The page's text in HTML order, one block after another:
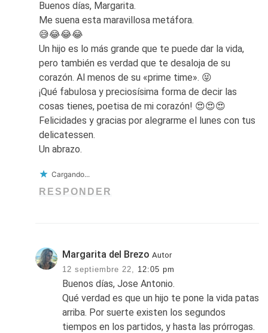
Buenos días, Margarita.
Me suena esta maravillosa metáfora.
😅😂😂😂
Un hijo es lo más grande que te puede dar la vida,
pero también es verdad que te desaloja de su
corazón. Al menos de su «prime time». 😝
¡Qué fabulosa y preciosísima forma de decir las
cosas tienes, poetisa de mi corazón! 😍😍😍
Felicidades y gracias por alegrarme el lunes con tus
delicatessen.
Un abrazo.
Cargando...
RESPONDER
Margarita del Brezo Autor
12 septiembre 22,
12:05 pm
Buenos días, Jose Antonio.
Qué verdad es que un hijo te pone la vida patas
arriba. Por suerte existen los segundos
tiempos en los partidos, y hasta las prórrogas.